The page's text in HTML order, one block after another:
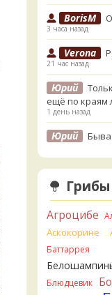
BorisM
3 часа назад
Verona
21 час назад
Юрий
ещё по краям
1 день назад
Юрий
Katya20
Katya20
Verona
2 дня назад
Грибы
Агроцибе
Аскокорине
Баттаррея
Блюдцевик